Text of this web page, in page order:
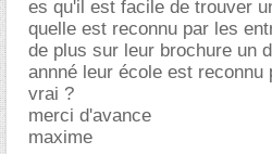
es qu'il est facile de trouver
quelle est reconnu par les
de plus sur leur brochure un
annné leur école est
vrai ?
merci d'avance
maxime